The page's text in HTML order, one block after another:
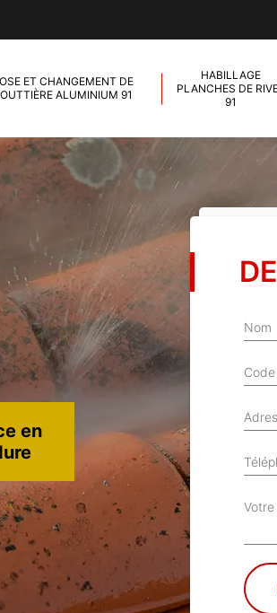
ET CHANGEMENT DE
ALUMINIUM 91
HABILLAGE
PLANCHES DE
91
en
Nom